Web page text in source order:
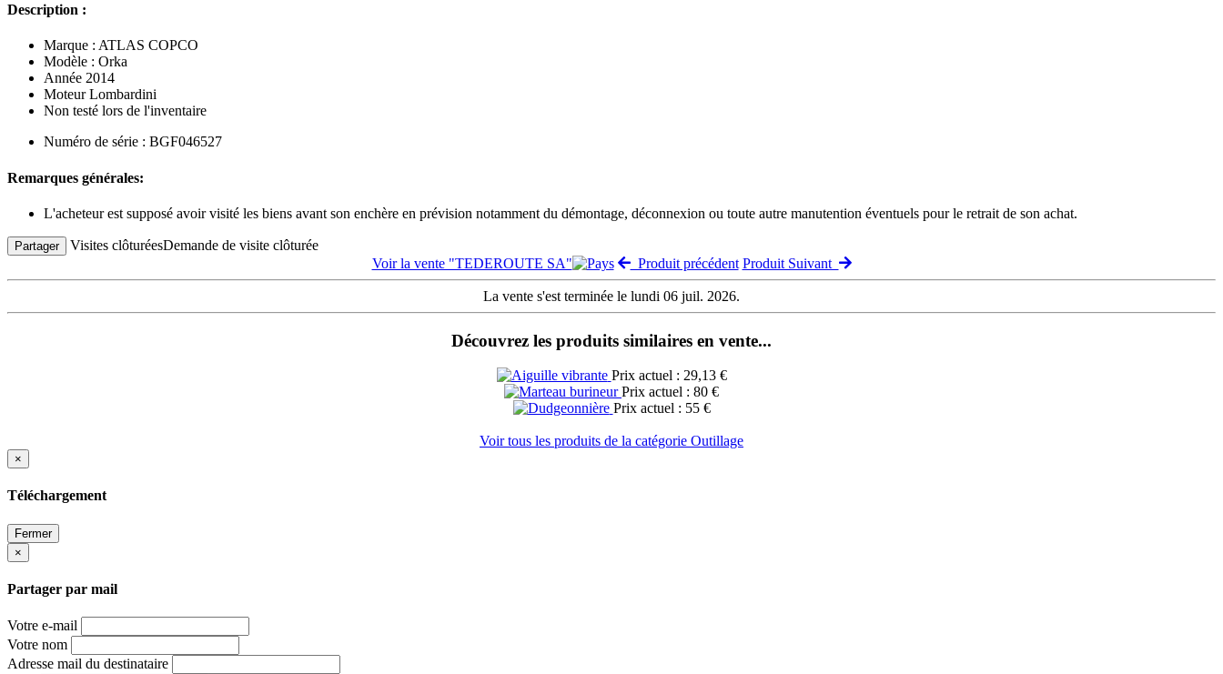
Description :
Marque : ATLAS COPCO
Modèle : Orka
Année 2014
Moteur Lombardini
Non testé lors de l'inventaire
Numéro de série : BGF046527
Remarques générales:
L'acheteur est supposé avoir visité les biens avant son enchère en prévision notamment du démontage, déconnexion ou toute autre manutention éventuels pour le retrait de son achat.
Partager Visites clôturéesDemande de visite clôturée
Voir la vente "TEDEROUTE SA"
Produit précédent Produit Suivant
La vente s'est terminée le lundi 06 juil. 2026.
Découvrez les produits similaires en vente...
Prix actuel : 29,13 €
Prix actuel : 80 €
Prix actuel : 55 €
Voir tous les produits de la catégorie Outillage
×
Téléchargement
Fermer
×
Partager par mail
Votre e-mail
Votre nom
Adresse mail du destinataire